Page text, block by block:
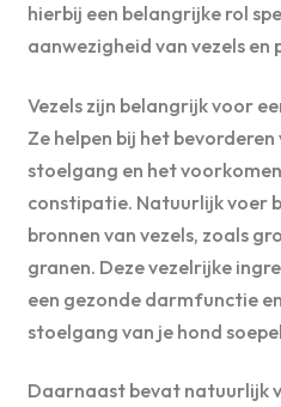
hierbij een belangrijke rol
aanwezigheid van vezels en
Vezels zijn belangrijk voor
Ze helpen bij het
stoelgang en het
constipatie. Natuurlijk voer
bronnen van vezels, zoals
granen. Deze vezelrijke
een gezonde darmfunctie
stoelgang van je hond
Daarnaast bevat natuurlijk